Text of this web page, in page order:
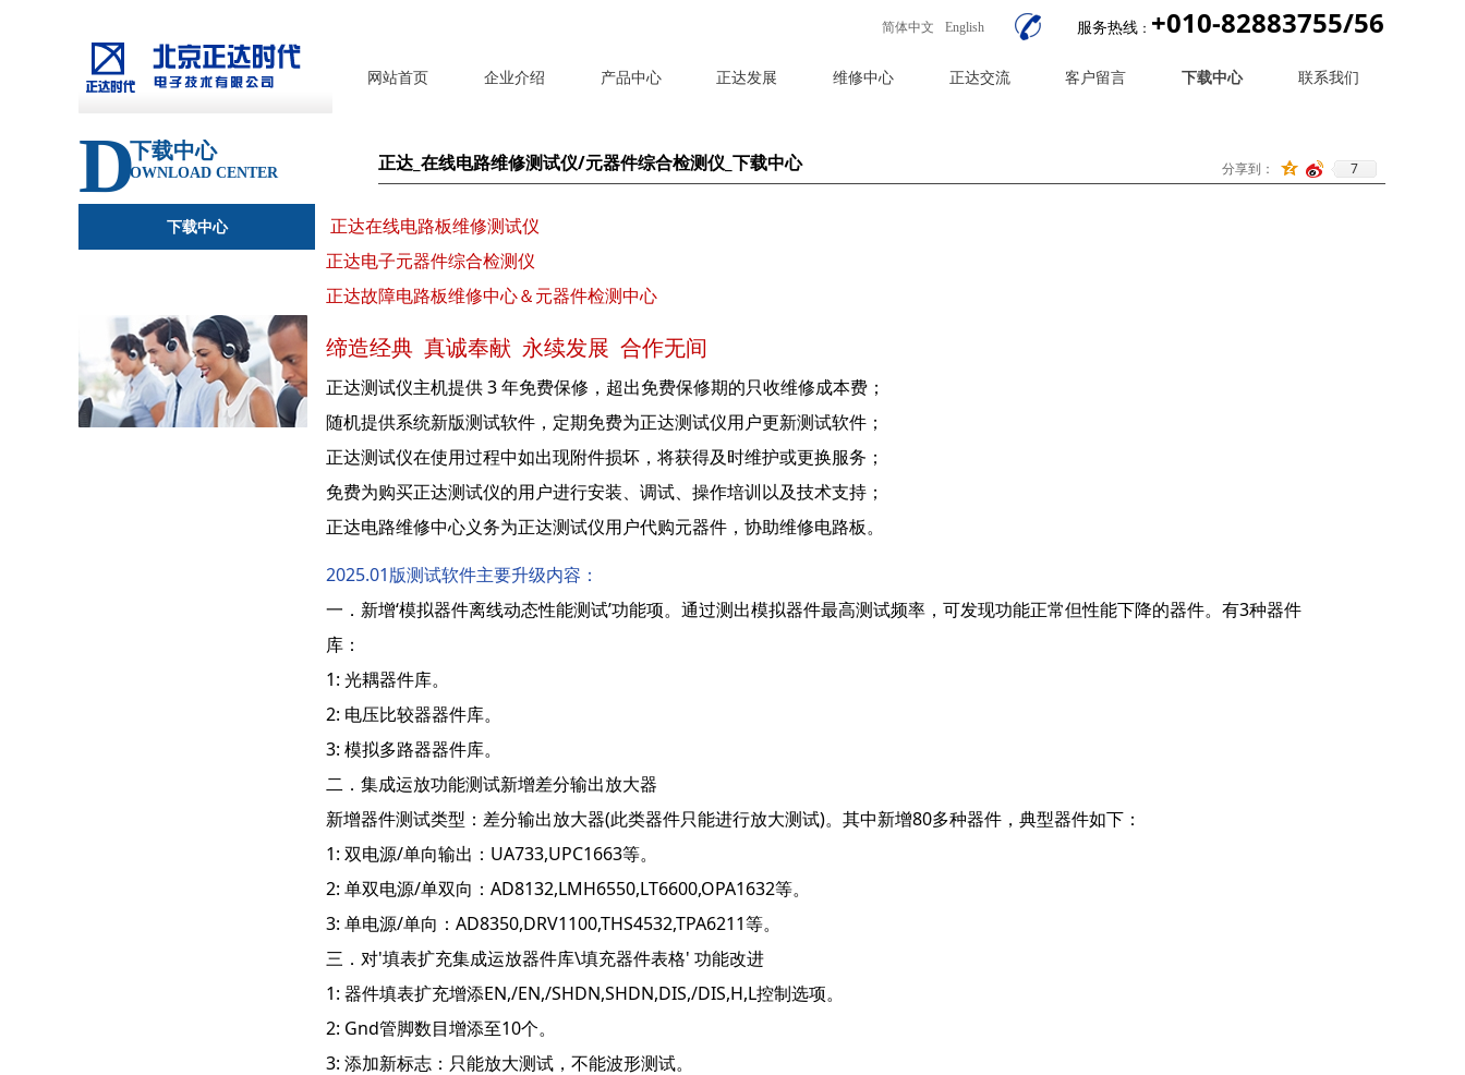
服务热线 ： +010-82883755/56
网站首页 企业介绍 产品中心 正达发展 维修中心 正达交流 客户留言 下载中心 联系我们
简体中文 English
D下载中心
OWNLOAD CENTER 正达_在线电路维修测试仪/元器件综合检测仪_下载中心 分享到： 7
下载中心
正达在线电路板维修测试仪
正达电子元器件综合检测仪
正达故障电路板维修中心＆元器件检测中心
缔造经典 真诚奉献 永续发展 合作无间
正达测试仪主机提供 3 年免费保修，超出免费保修期的只收维修成本费；
随机提供系统新版测试软件，定期免费为正达测试仪用户更新测试软件；
正达测试仪在使用过程中如出现附件损坏，将获得及时维护或更换服务；
免费为购买正达测试仪的用户进行安装、调试、操作培训以及技术支持；
正达电路维修中心义务为正达测试仪用户代购元器件，协助维修电路板。
2025.01版测试软件主要升级内容：
一．新增‘模拟器件离线动态性能测试’功能项。通过测出模拟器件最高测试频率，可发现功能正常但性能下降的器件。有3种器件
库：
1: 光耦器件库。
2: 电压比较器器件库。
3: 模拟多路器器件库。
二．集成运放功能测试新增差分输出放大器
新增器件测试类型：差分输出放大器(此类器件只能进行放大测试)。其中新增80多种器件，典型器件如下：
1: 双电源/单向输出：UA733,UPC1663等。
2: 单双电源/单双向：AD8132,LMH6550,LT6600,OPA1632等。
3: 单电源/单向：AD8350,DRV1100,THS4532,TPA6211等。
三．对'填表扩充集成运放器件库\填充器件表格' 功能改进
1: 器件填表扩充增添EN,/EN,/SHDN,SHDN,DIS,/DIS,H,L控制选项。
2: Gnd管脚数目增添至10个。
3: 添加新标志：只能放大测试，不能波形测试。